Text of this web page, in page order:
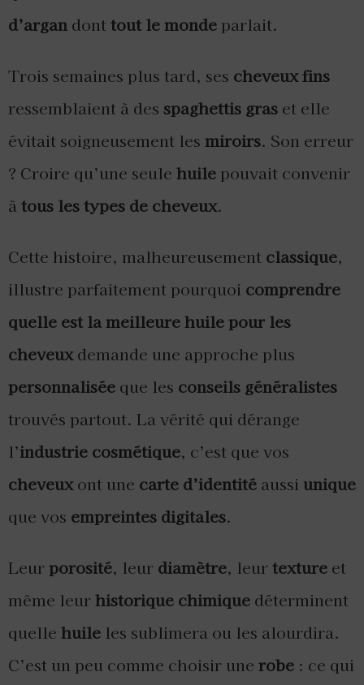
d’argan dont tout le monde parlait.
Trois semaines plus tard, ses cheveux fins
ressemblaient à des spaghettis gras et elle
évitait soigneusement les miroirs. Son erreur
? Croire qu’une seule huile pouvait convenir
à tous les types de cheveux.
Cette histoire, malheureusement classique,
illustre parfaitement pourquoi comprendre
quelle est la meilleure huile pour les
cheveuxdemande une approche plus
personnalisée que les conseils généralistes
trouvés partout. La vérité qui dérange
l’industrie cosmétique, c’est que vos
cheveuxont une carte d’identité aussi unique
que vos empreintes digitales.
Leurporosité, leur diamètre, leurtexture et
même leurhistorique chimique déterminent
quelle huile les sublimera ou les alourdira.
C’est un peu comme choisir une robe : ce qui